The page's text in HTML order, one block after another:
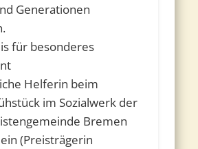
Generationen
für besonderes
Helferin beim
im Sozialwerk der
Bremen
(Preisträgerin